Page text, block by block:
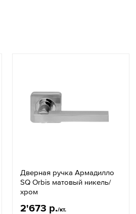
Дверная ручка Армадилло
SQ Orbis матовый никель/
хром
2'673 р./кт.